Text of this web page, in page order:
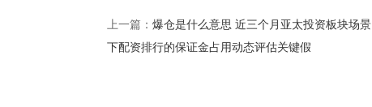
上一篇： 爆仓是什么意思 近三个月亚太投资板块场景
下配资排行的保证金占用动态评估关键假